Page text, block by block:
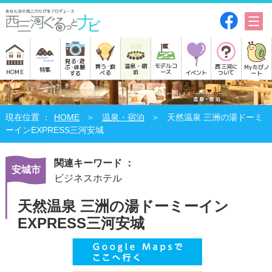
HOME 特集
見る･遊
ぶ･体験
する
買う･食
べる
温泉・宿
泊
モデルコ
ース イベント
西三河に
ついて
Myたびノ
ート
HOME 温泉・宿泊
天然温泉 三洲の湯ドーミ
ーインEXPRESS三河安城
安城市
関連キーワード ：
ビジネスホテル
天然温泉 三洲の湯ドーミーイン
EXPRESS三河安城